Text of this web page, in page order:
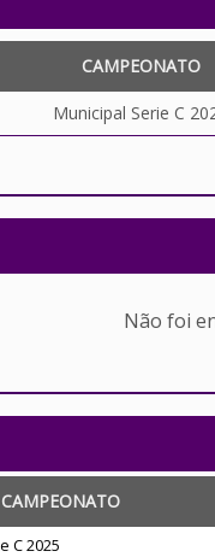
CAMPEONATO
Municipal Serie C
Não foi
CAMPEONATO
C 2025